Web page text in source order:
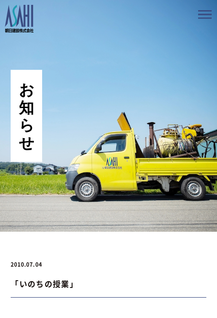
事業案内
会社情報
採用情報
お知らせ
BLOG
お問い合わせ
お問い合わせ 076-441-3201
2010.07.04
「いのちの授業」